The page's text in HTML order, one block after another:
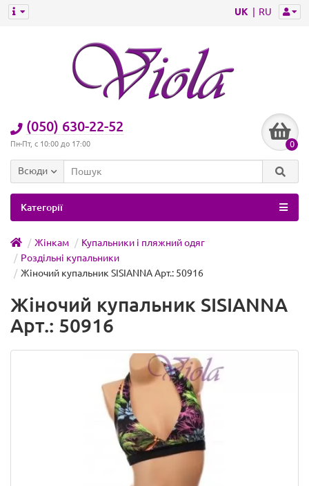
UK RU
(050) 630-22-52
Пн-Пт, с 10:00 до 17:00 0
Всюди
Категорії
Жінкам
Купальники і пляжний одяг
Роздільні купальники
Жіночий купальник SISIANNA Арт.: 50916
Жіночий купальник SISIANNA
Арт.: 50916